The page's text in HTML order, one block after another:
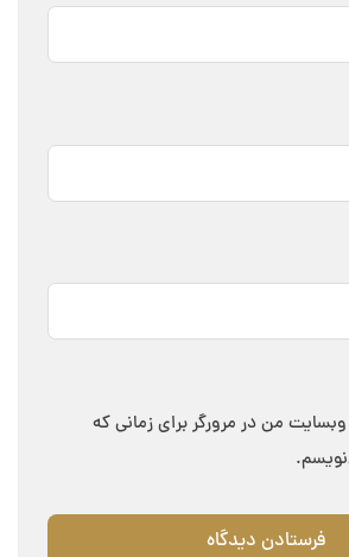
من در مرورگر برای زمانی که